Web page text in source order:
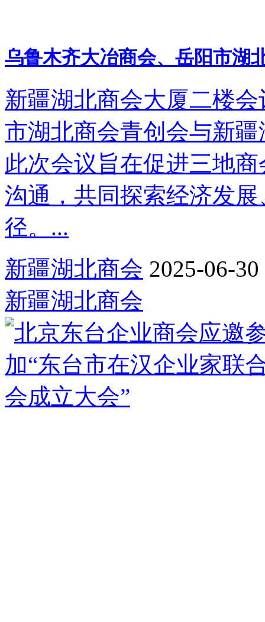
乌鲁木齐大冶商会、岳阳市湖
新疆湖北商会大厦二楼
市湖北商会青创会与新
此次会议旨在促进三地
沟通，共同探索经济发
径。...
新疆湖北商会 2025-06-
新疆湖北商会